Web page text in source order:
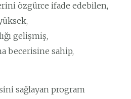
özgürce ifade edebilen,
gelişmiş,
becerisine sahip,
sağlayan program